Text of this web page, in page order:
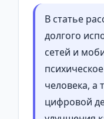
В статье
долгого
сетей и
человека, а
цифровой